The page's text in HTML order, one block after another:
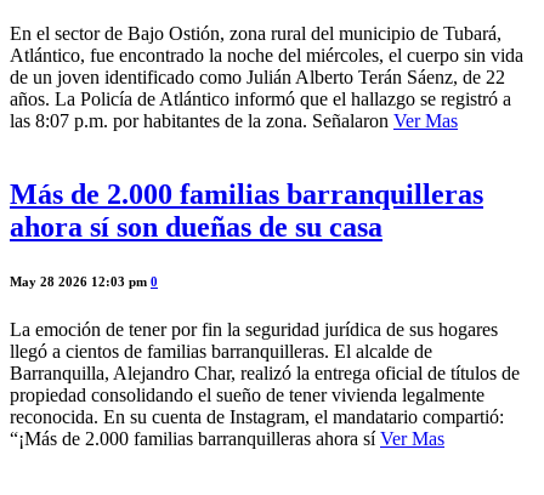
En el sector de Bajo Ostión, zona rural del municipio de Tubará,
Atlántico, fue encontrado la noche del miércoles, el cuerpo sin vida
de un joven identificado como Julián Alberto Terán Sáenz, de 22
años. La Policía de Atlántico informó que el hallazgo se registró a
las 8:07 p.m. por habitantes de la zona. Señalaron Ver Mas
Más de 2.000 familias barranquilleras
ahora sí son dueñas de su casa
May 28 2026 12:03 pm 0
La emoción de tener por fin la seguridad jurídica de sus hogares
llegó a cientos de familias barranquilleras. El alcalde de
Barranquilla, Alejandro Char, realizó la entrega oficial de títulos de
propiedad consolidando el sueño de tener vivienda legalmente
reconocida. En su cuenta de Instagram, el mandatario compartió:
“¡Más de 2.000 familias barranquilleras ahora síVer Mas